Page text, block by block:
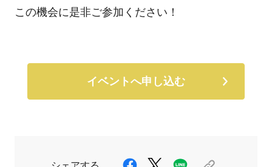
この機会に是非ご参加ください！
イベントへ申し込む